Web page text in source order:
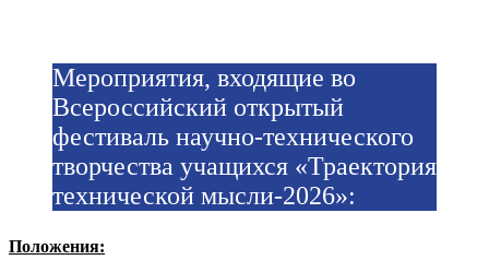
Мероприятия, входящие во
Всероссийский открытый
фестиваль научно-технического
творчества учащихся «Траектория
технической мысли-2026»:
Положения: